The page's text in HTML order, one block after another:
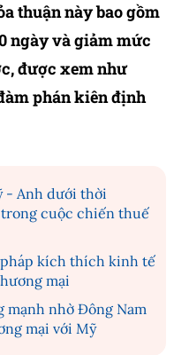
thuận này bao gồm
ngày và giảm mức
được xem như
phán kiên định
- Anh dưới thời
cuộc chiến thuế
kích thích kinh tế
mại
mạnh nhờ Đông Nam
mại với Mỹ